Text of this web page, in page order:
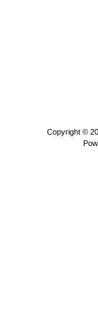
Copyright ©